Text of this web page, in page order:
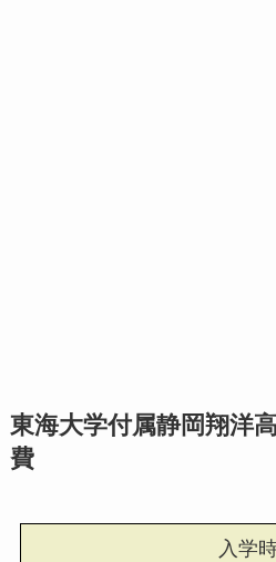
東海大学付属静岡翔洋
費
入学